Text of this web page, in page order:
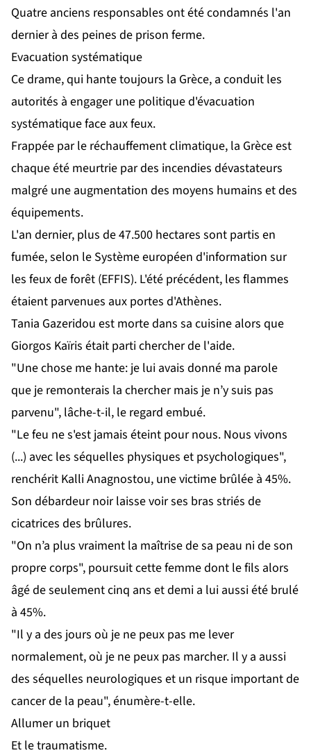
Quatre anciens responsables ont été condamnés l'an
dernier à des peines de prison ferme.
Evacuation systématique
Ce drame, qui hante toujours la Grèce, a conduit les
autorités à engager une politique d'évacuation
systématique face aux feux.
Frappée par le réchauffement climatique, la Grèce est
chaque été meurtrie par des incendies dévastateurs
malgré une augmentation des moyens humains et des
équipements.
L'an dernier, plus de 47.500 hectares sont partis en
fumée, selon le Système européen d'information sur
les feux de forêt (EFFIS). L'été précédent, les flammes
étaient parvenues aux portes d'Athènes.
Tania Gazeridou est morte dans sa cuisine alors que
Giorgos Kaïris était parti chercher de l'aide.
"Une chose me hante: je lui avais donné ma parole
que je remonterais la chercher mais je n’y suis pas
parvenu", lâche-t-il, le regard embué.
"Le feu ne s'est jamais éteint pour nous. Nous vivons
(...) avec les séquelles physiques et psychologiques",
renchérit Kalli Anagnostou, une victime brûlée à 45%.
Son débardeur noir laisse voir ses bras striés de
cicatrices des brûlures.
"On n’a plus vraiment la maîtrise de sa peau ni de son
propre corps", poursuit cette femme dont le fils alors
âgé de seulement cinq ans et demi a lui aussi été brulé
à 45%.
"Il y a des jours où je ne peux pas me lever
normalement, où je ne peux pas marcher. Il y a aussi
des séquelles neurologiques et un risque important de
cancer de la peau", énumère-t-elle.
Allumer un briquet
Et le traumatisme.